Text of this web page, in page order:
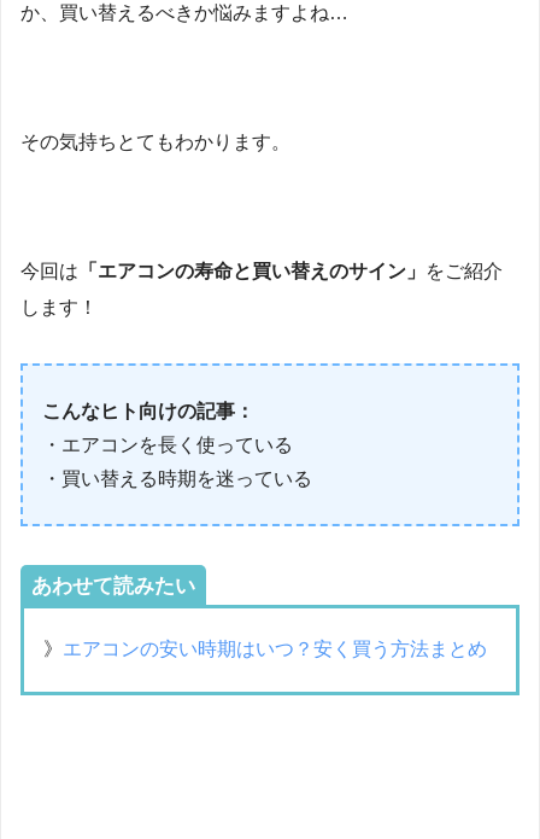
か、買い替えるべきか悩みますよね…
その気持ちとてもわかります。
今回は 「エアコンの寿命と買い替えのサイン」
をご紹介
します！
こんなヒト向けの記事：
・エアコンを長く使っている
・買い替える時期を迷っている
あわせて読みたい
》 エアコンの安い時期はいつ？安く買う方法まとめ